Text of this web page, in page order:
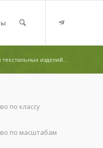
изделий...
по классу
по масштабам